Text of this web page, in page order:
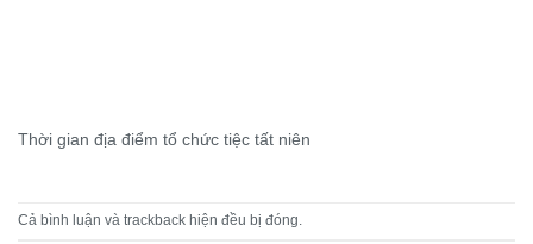
Thời gian địa điểm tổ chức tiệc tất niên
Cả bình luận và trackback hiện đều bị đóng.